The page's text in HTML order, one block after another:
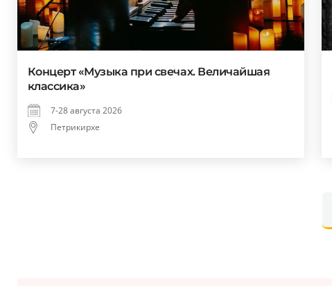
Концерт «Музыка при свечах. Величайшая
классика»
7-28 августа 2026
Петрикирхе